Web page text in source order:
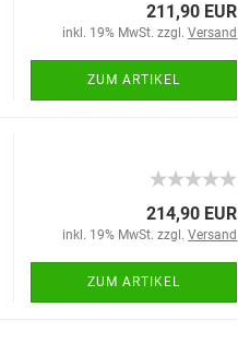
211,90 EUR
inkl. 19% MwSt. zzgl.Versand
ZUM ARTIKEL
214,90 EUR
inkl. 19% MwSt. zzgl.Versand
ZUM ARTIKEL